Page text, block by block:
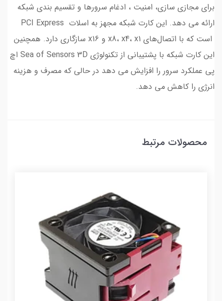
برای مجازی سازی، امنیت ، ادغام سرورها و تقسیم بندی شبکه
ارائه می دهد. این کارت شبکه مجهز به اسلات PCI Express
است که با اتصال‌های x8، x4، x1 و x16 سازگاری دارد. همچنین
این کارت شبکه با پشتیبانی از تکنولوژی Sea of Sensors 3D اچ
پی عملکرد سرور را افزایش می دهد در حالی که مصرف و هزینه
انرژی را کاهش می دهد.
محصولات مرتبط